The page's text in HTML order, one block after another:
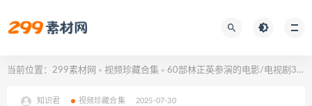
当前位置： 299素材网 > 视频珍藏合集 > 60部林正英参演的电影/电视剧350G百度网盘资源合集，包含驱魔道长/密宗威龙/富贵列车/离线枕边人/僵尸道长/新僵尸先生…等
知识君 视频珍藏合集 2025-07-30